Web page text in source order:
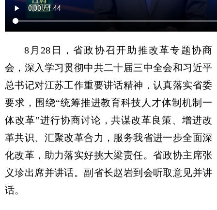
8月28日，省政协召开助推改革专题协商
会，深入学习贯彻中共二十届三中全会和习近平
总书记对江苏工作重要讲话精神，认真落实省委
要求，围绕“统筹推进教育科技人才体制机制一
体改革”进行协商讨论，共谋改革良策、增进改
革共识、汇聚改革合力，服务我省进一步全面深
化改革，助力落实好挑大梁责任。省政协主席张
义珍出席并讲话。副省长赵岩到会听取意见并讲
话。